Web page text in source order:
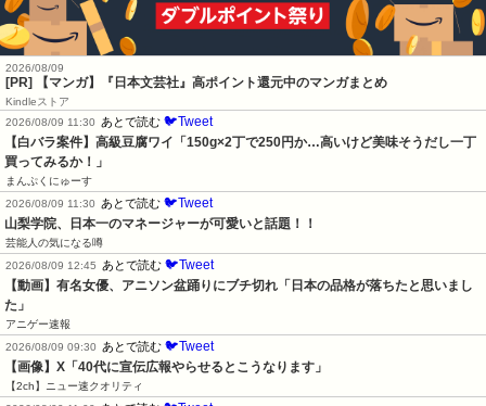
2026/08/09
[PR] 【マンガ】『日本文芸社』高ポイント還元中のマンガまとめ
Kindleストア
2026/08/09 11:30
あとで読む 🐦Tweet
【白バラ案件】高級豆腐ワイ「150g×2丁で250円か…高いけど美味そうだし一丁
買ってみるか！」
まんぷくにゅーす
2026/08/09 11:30
あとで読む 🐦Tweet
山梨学院、日本一のマネージャーが可愛いと話題！！
芸能人の気になる噂
2026/08/09 12:45
あとで読む 🐦Tweet
【動画】有名女優、アニソン盆踊りにブチ切れ「日本の品格が落ちたと思いまし
た」
アニゲー速報
2026/08/09 09:30
あとで読む 🐦Tweet
【画像】X「40代に宣伝広報やらせるとこうなります」
【2ch】ニュー速クオリティ